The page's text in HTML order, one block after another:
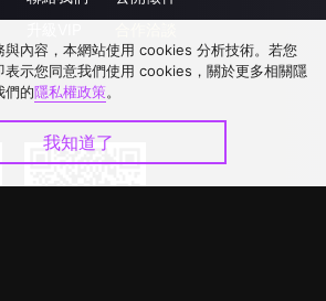
與內容，本網站使用 cookies 分析技術。若您
表示您同意我們使用 cookies，關於更多相關隱
們的隱私權政策。
我知道了